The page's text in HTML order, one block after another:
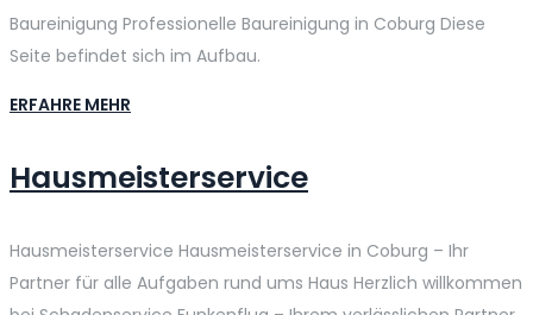
Baureinigung Professionelle Baureinigung in Coburg Diese
Seite befindet sich im Aufbau.
ERFAHRE MEHR
Hausmeisterservice
Hausmeisterservice Hausmeisterservice in Coburg – Ihr
Partner für alle Aufgaben rund ums Haus Herzlich willkommen